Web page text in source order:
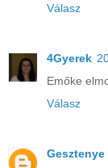
Válasz
4Gyerek
Emőke
Válasz